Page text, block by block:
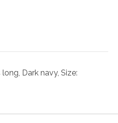
Dark navy, Size: